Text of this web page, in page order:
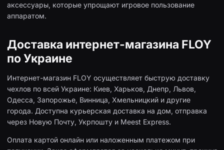
аксессуары, которые упрощают игровое пользование
аппаратом.
Доставка интернет-магазина FLOY
по Украине
Интернет-магазин FLOY осуществляет быструю доставку
чехлов по всей Украине: Киев, Харьков, Днепр, Львов,
Одесса, Запорожье, Винница, Хмельницкий и другие
города. Доступна курьерская доставка на дом, отправка
через Новую Почту, Укрпошту и Meest Express.
Оплата картой онлайн или наложенным платежом при